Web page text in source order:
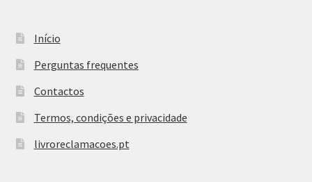
Início
Perguntas frequentes
Contactos
Termos, condições e privacidade
livroreclamacoes.pt